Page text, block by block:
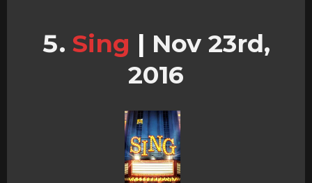
Sing | Nov 23rd,
2016